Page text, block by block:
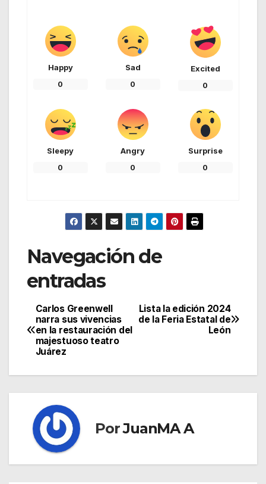
Happy
0
Sad
0
Excited
0
Sleepy
0
Angry
0
Surprise
0
Navegación de
entradas
Lista la edición 2024
de la Feria Estatal de
León
Carlos Greenwell
narra sus vivencias
en la restauración del
majestuoso teatro
Juárez
PorJuanMA A